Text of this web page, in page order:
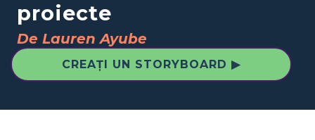
proiecte
De Lauren Ayube
CREAȚI UN STORYBOARD ▶